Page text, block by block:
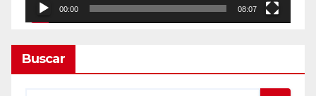
00:00 08:07
Buscar